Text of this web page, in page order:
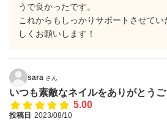
うで良かったです。
これからもしっかりサポートさせて
しくお願いします！
sara さん
いつも素敵なネイルをありがとう
5.00
投稿日 2023/08/10